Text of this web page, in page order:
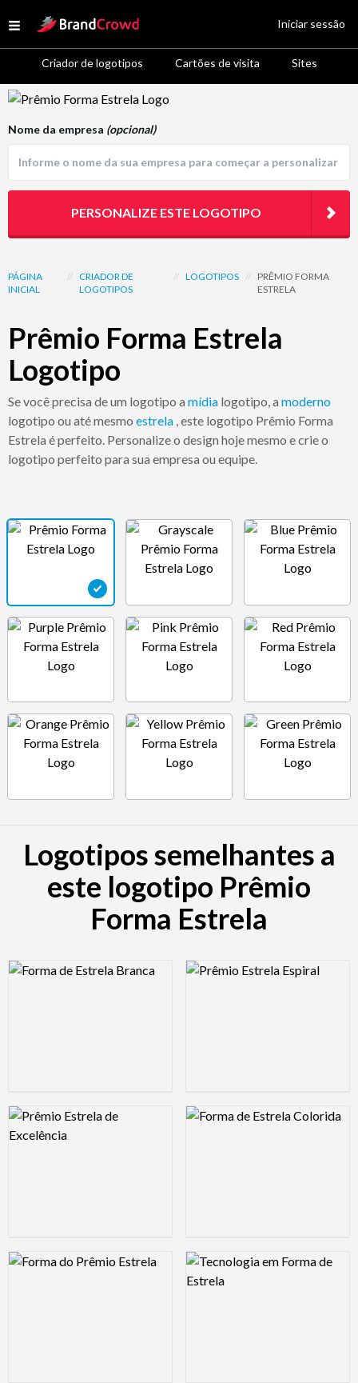
Open menu
Site Logo
Criador de logotipos Cartões de visita Sites
Iniciar sessão
Logo Template Preview
PÁGINA
INICIAL
// CRIADOR DE
LOGOTIPOS
// LOGOTIPOS // PRÊMIO FORMA
ESTRELA
Prêmio Forma Estrela
Logotipo
Se você precisa de um logotipo a mídia logotipo, a moderno
logotipo ou até mesmo estrela , este logotipo Prêmio Forma
Estrela é perfeito. Personalize o design hoje mesmo e crie o
logotipo perfeito para sua empresa ou equipe.
Nome da empresa (opcional)
PERSONALIZE ESTE LOGOTIPO
Logotipos semelhantes a
este logotipo Prêmio
Forma Estrela
Logo Preview Image Logo Preview Image
Logo Preview Image Logo Preview Image
Logo Preview Image Logo Preview Image